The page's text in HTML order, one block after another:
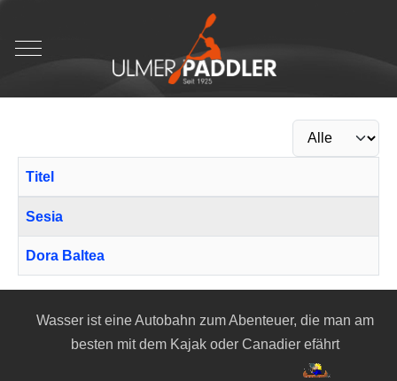
Mobile Menu Toggle
Anzeige #
Beiträge
Titel
Sesia
Dora Baltea
Wasser ist eine Autobahn zum Abenteuer, die man am
besten mit dem Kajak oder Canadier efährt